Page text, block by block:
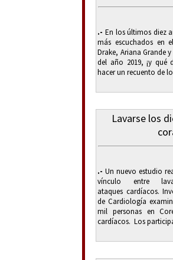
.- En los últimos diez
más escuchados en
Drake, Ariana Grande
del año 2019, ¡y qué
hacer un recuento de
Lavarse los
.- Un nuevo estudio
vínculo entre
ataques cardíacos.
de Cardiología
mil personas en
cardíacos. Los